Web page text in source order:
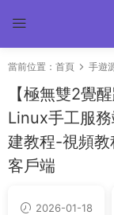
當前位置： 首頁 手遊
【極無雙2覺
Linux手工服
建教程-視頻
客戶端
2026-01-18